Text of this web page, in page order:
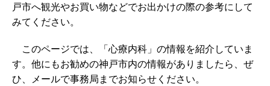
戸市へ観光やお買い物などでお出かけの際の参考にして
みてください。
このページでは、「心療内科」の情報を紹介していま
す。他にもお勧めの神戸市内の情報がありましたら、ぜ
ひ、メールで事務局までお知らせください。